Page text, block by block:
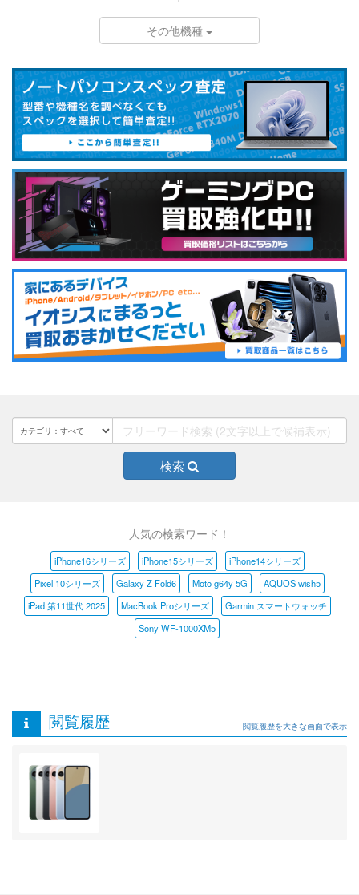
その他機種
検索
人気の検索ワード！
iPhone16シリーズ iPhone15シリーズ
iPhone14シリーズ
Pixel 10シリーズ
Galaxy Z Fold6 Moto g64y 5G
AQUOS wish5
iPad 第11世代 2025
MacBook Proシリーズ
Garmin スマートウォッチ
Sony WF-1000XM5
閲覧履歴 閲覧履歴を大きな画面で表示